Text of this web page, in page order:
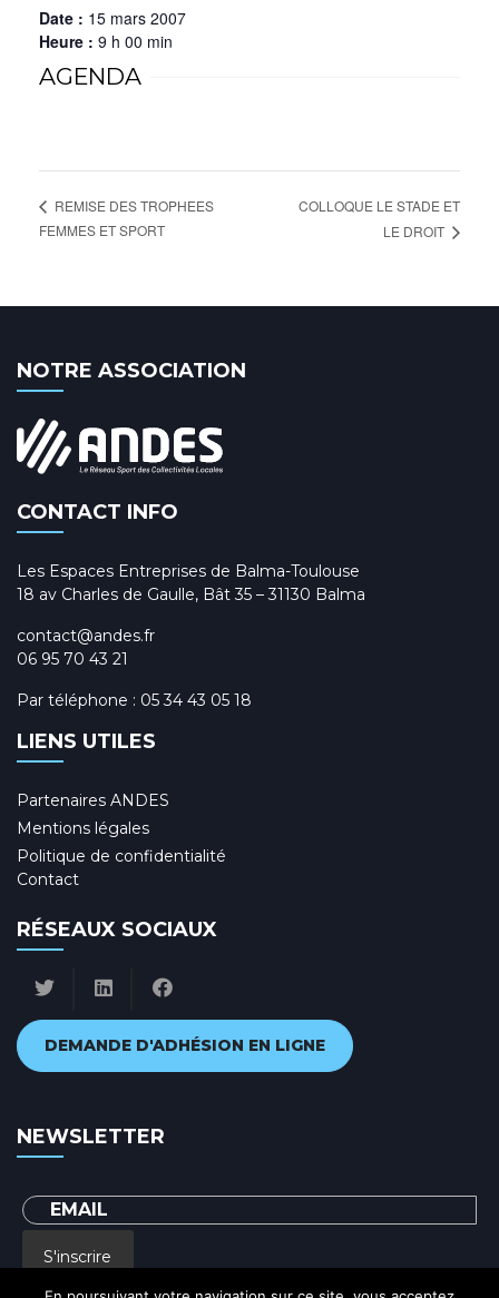
Date : 15 mars 2007
Heure : 9 h 00 min
AGENDA
REMISE DES TROPHEES
FEMMES ET SPORT
COLLOQUE LE STADE ET
LE DROIT
NOTRE ASSOCIATION
CONTACT INFO
Les Espaces Entreprises de Balma-Toulouse
18 av Charles de Gaulle, Bât 35 – 31130 Balma
contact@andes.fr
06 95 70 43 21
Par téléphone : 05 34 43 05 18
LIENS UTILES
Partenaires ANDES
Mentions légales
Politique de confidentialité
Contact
RÉSEAUX SOCIAUX
DEMANDE D'ADHÉSION EN LIGNE
NEWSLETTER
S'inscrire